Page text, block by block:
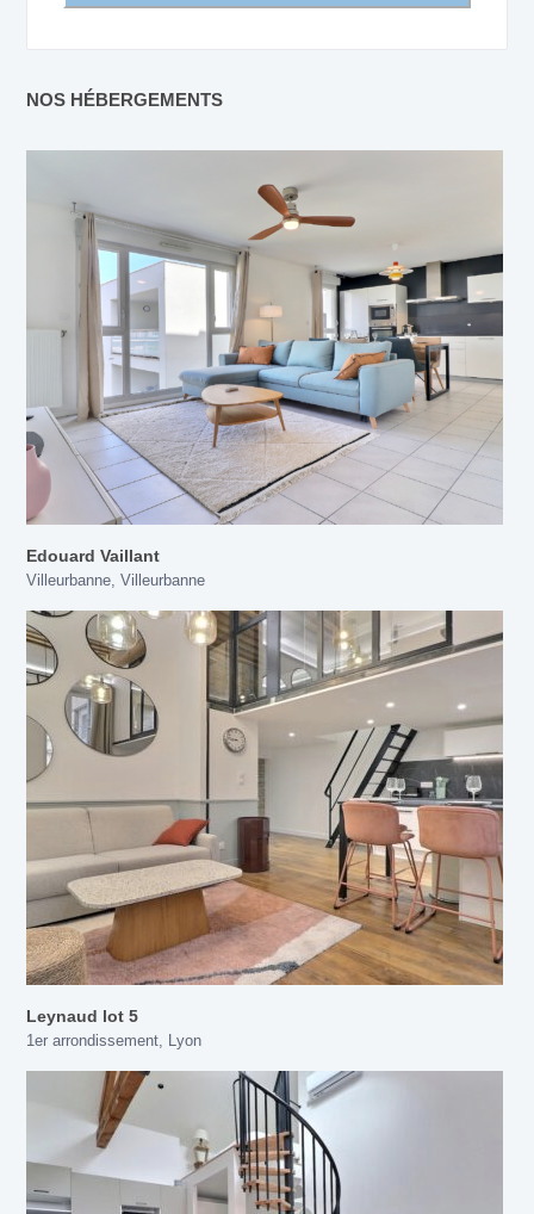
NOS HÉBERGEMENTS
Edouard Vaillant
Villeurbanne, Villeurbanne
Leynaud lot 5
1er arrondissement, Lyon